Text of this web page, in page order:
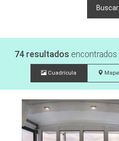
74 resultados encontrados
Cuadrícula Mapa